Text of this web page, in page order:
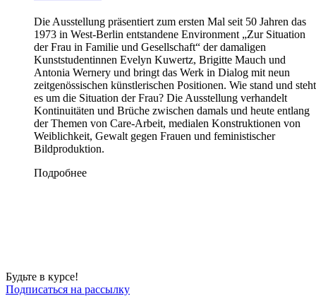
Die Ausstellung präsentiert zum ersten Mal seit 50 Jahren das
1973 in West-Berlin entstandene Environment „Zur Situation
der Frau in Familie und Gesellschaft“ der damaligen
Kunststudentinnen Evelyn Kuwertz, Brigitte Mauch und
Antonia Wernery und bringt das Werk in Dialog mit neun
zeitgenössischen künstlerischen Positionen. Wie stand und steht
es um die Situation der Frau? Die Ausstellung verhandelt
Kontinuitäten und Brüche zwischen damals und heute entlang
der Themen von Care-Arbeit, medialen Konstruktionen von
Weiblichkeit, Gewalt gegen Frauen und feministischer
Bildproduktion.
Подробнее
Будьте в курсе!
Подписаться на рассылку